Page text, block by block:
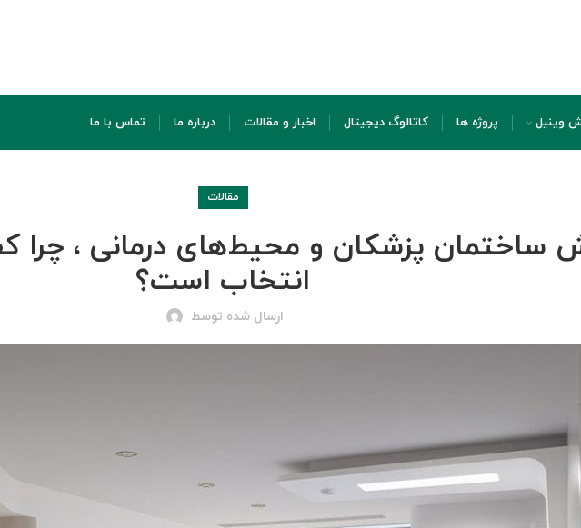
وینیل پروژه ها کاتالوگ دیجیتال اخبار و مقالات درباره ما تماس با ما
مقالات
ساختمان پزشکان و محیط‌های درمانی ، چرا
انتخاب است؟
ارسال شده توسط